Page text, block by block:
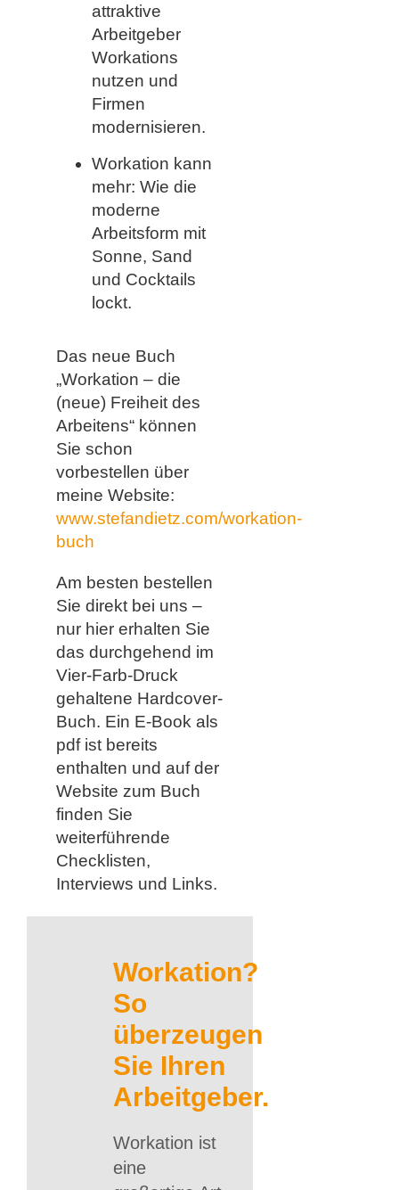
attraktive
Arbeitgeber
Workations
nutzen und
Firmen
modernisieren.
Workation kann
mehr: Wie die
moderne
Arbeitsform mit
Sonne, Sand
und Cocktails
lockt.
Das neue Buch
„Workation – die
(neue) Freiheit des
Arbeitens“ können
Sie schon
vorbestellen über
meine Website:
www.stefandietz.com/workation-
buch
Am besten bestellen
Sie direkt bei uns –
nur hier erhalten Sie
das durchgehend im
Vier-Farb-Druck
gehaltene Hardcover-
Buch. Ein E-Book als
pdf ist bereits
enthalten und auf der
Website zum Buch
finden Sie
weiterführende
Checklisten,
Interviews und Links.
Workation?
So
überzeugen
Sie Ihren
Arbeitgeber.
Workation ist
eine